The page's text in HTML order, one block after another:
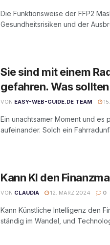
Die Funktionsweise der FFP2
Gesundheitsrisiken und der
Sie sind mit einem
gefahren. Was
VON EASY-WEB-GUIDE.DE TEAM
Ein unachtsamer Moment und
aufeinander. Solch ein
Kann KI den
VON CLAUDIA 12. MÄRZ 2024 0
Kann Künstliche Intelligenz den
ständig im Wandel, und